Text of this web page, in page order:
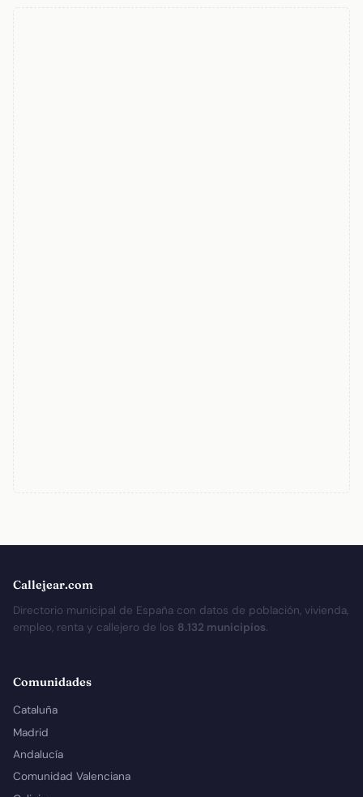
Callejear.com
Directorio municipal de España con datos de población, vivienda,
empleo, renta y callejero de los 8.132 municipios.
Comunidades
Cataluña
Madrid
Andalucía
Comunidad Valenciana